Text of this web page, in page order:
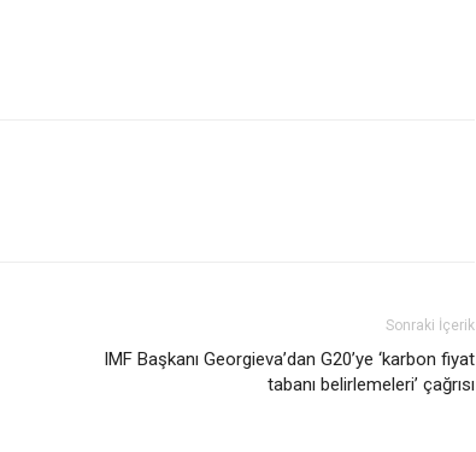
Sonraki İçerik
IMF Başkanı Georgieva’dan G20’ye ‘karbon fiyat
tabanı belirlemeleri’ çağrısı